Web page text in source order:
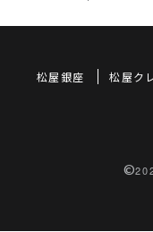
松屋銀座 松屋ク
©